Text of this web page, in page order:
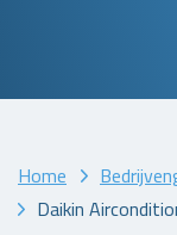
Home
Daikin